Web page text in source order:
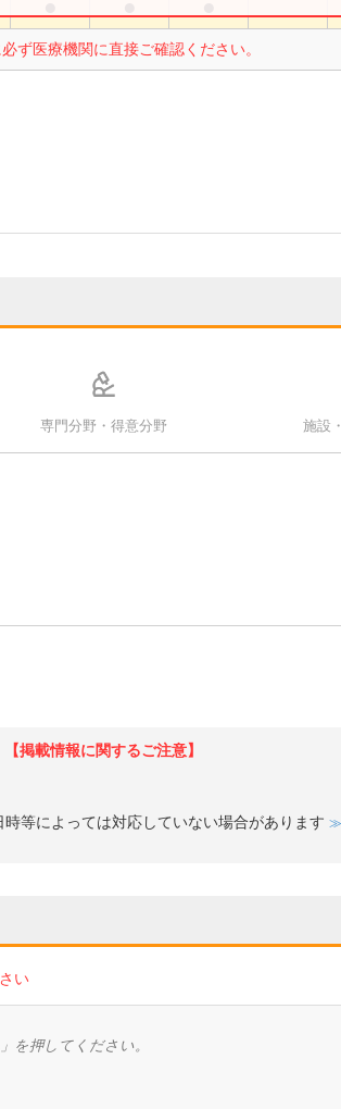
ず医療機関に直接ご確認ください。
専門分野・得意分野 施設
【掲載情報に関するご注意】
時等によっては対応していない場合があります
い